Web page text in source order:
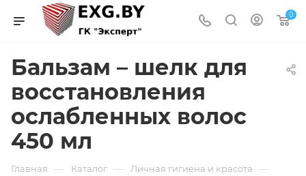
0
Бальзам – шелк для
восстановления
ослабленных волос
450 мл
Главная — Каталог — Личная гигиена и красота —